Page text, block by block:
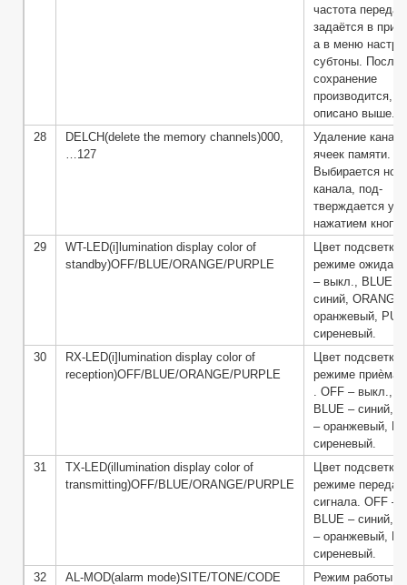
частота
задаётся в
а в меню
субтоны. После
сохранение
производится,
описано выше.
28
DELCH(delete the memory channels)000,
…127
Удаление
ячеек памяти.
Выбирается
канала, под-
тверждается
нажатием
29
WT-LED(i]lumination display color of
standby)OFF/BLUE/ORANGE/PURPLE
Цвет подсветки
режиме
– выкл., BLUE –
синий, ORANGE
оранжевый,
сиреневый.
30
RX-LED(i]lumination display color of
reception)OFF/BLUE/ORANGE/PURPLE
Цвет подсветки
режиме приѐма
. OFF – выкл.,
BLUE – синий,
– оранжевый,
сиреневый.
31
TX-LED(illumination display color of
transmitting)OFF/BLUE/ORANGE/PURPLE
Цвет подсветки
режиме
сигнала. OFF –
BLUE – синий,
– оранжевый,
сиреневый.
32
AL-MOD(alarm mode)SITE/TONE/CODE
Режим работы